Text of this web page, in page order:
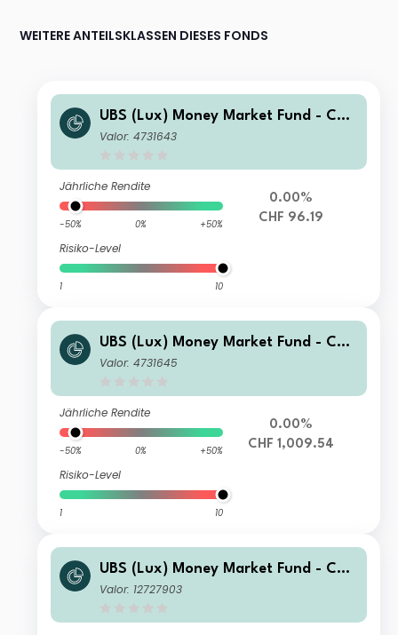
WEITERE ANTEILSKLASSEN DIESES FONDS
UBS (Lux) Money Market Fund - CHF
Q-acc
Valor: 4731643
Jährliche Rendite
-50% 0% +50%
Risiko-Level
1 10
0.00%
CHF 96.19
UBS (Lux) Money Market Fund - CHF
Institutional-acc
Valor: 4731645
Jährliche Rendite
-50% 0% +50%
Risiko-Level
1 10
0.00%
CHF 1,009.54
UBS (Lux) Money Market Fund - CHF
QL-acc
Valor: 12727903